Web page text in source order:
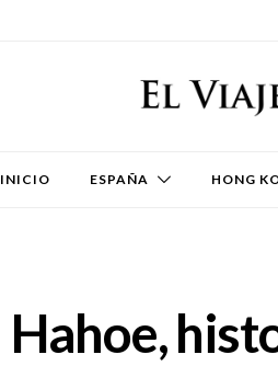
INICIO ESPAÑA HONG
Hahoe,